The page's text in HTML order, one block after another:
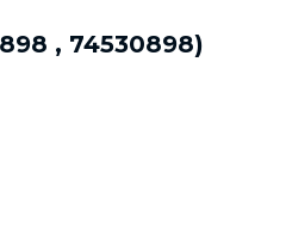
, 74530898)